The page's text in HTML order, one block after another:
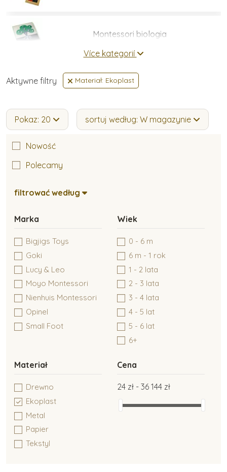
Montessori biologia
Umiejętności praktyczne
Montessori język
Montessori pakiety
Montessori kolory
Moyo Montessori
Nienhuis Montessori
Montessori edukacja kosmiczna
Více kategorií
Aktywne filtry Materiał: Ekoplast
Pokaz: 20 sortuj według: W magazynie
filtrować według
Nowość
Polecamy
Marka
Bigjigs Toys
Goki
Lucy & Leo
Moyo Montessori
Nienhuis Montessori
Opinel
Small Foot
Wiek
0 - 6 m
6 m - 1 rok
1 - 2 lata
2 - 3 lata
3 - 4 lata
4 - 5 lat
5 - 6 lat
6+
Materiał
Drewno
Ekoplast
Metal
Papier
Tekstyl
Cena
24 zł - 36 144 zł